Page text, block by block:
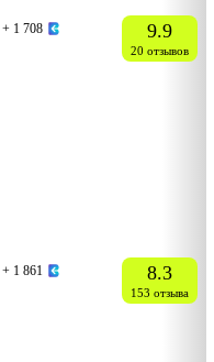
+ 1 708 9.9
20 отзывов
+ 1 861 8.3
153 отзыва